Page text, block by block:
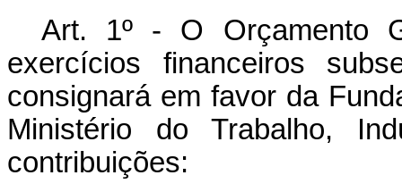
Art. 1º - O Orçamento
exercícios financeiros
consignará em favor da
Ministério do Trabalho,
contribuições: